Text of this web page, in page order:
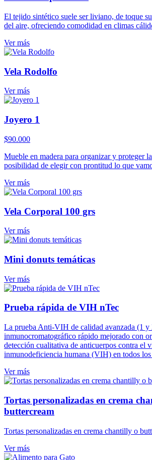
El tejido sintético suele ser liviano, de toque
del aire, ofreciendo comodidad en climas
Ver más
Vela Rodolfo
Ver más
Joyero 1
$90.000
Mueble en madera para organizar y proteger
posibilidad de elegir con prontitud lo que
Ver más
Vela Corporal 100 grs
Ver más
Mini donuts temáticas
Ver más
Prueba rápida de VIH nTec
La prueba Anti-VIH de calidad avanzada (1 y
inmunocromatográfico rápido mejorado con
detección cualitativa de anticuerpos contra el
inmunodeficiencia humana (VIH) en todos los
Ver más
Tortas personalizadas en crema
buttercream
Tortas personalizadas en crema chantilly o
Ver más